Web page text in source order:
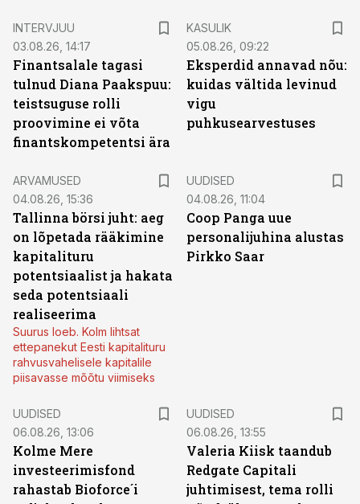
INTERVJUU
03.08.26, 14:17
Finantsalale tagasi
tulnud Diana Paakspuu:
teistsuguse rolli
proovimine ei võta
finantskompetentsi ära
KASULIK
05.08.26, 09:22
Eksperdid annavad nõu:
kuidas vältida levinud
vigu
puhkusearvestuses
ARVAMUSED
04.08.26, 15:36
Tallinna börsi juht: aeg
on lõpetada rääkimine
kapitalituru
potentsiaalist ja hakata
seda potentsiaali
realiseerima
Suurus loeb. Kolm lihtsat
ettepanekut Eesti kapitalituru
rahvusvahelisele kapitalile
piisavasse mõõtu viimiseks
UUDISED
04.08.26, 11:04
Coop Panga uue
personalijuhina alustas
Pirkko Saar
UUDISED
06.08.26, 13:06
Kolme Mere
investeerimisfond
rahastab Bioforce´i
UUDISED
06.08.26, 13:55
Valeria Kiisk taandub
Redgate Capitali
juhtimisest, tema rolli